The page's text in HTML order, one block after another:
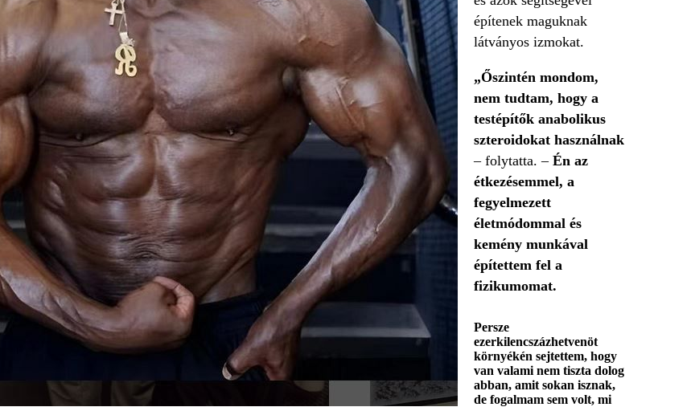
építenek maguknak
látványos izmokat.
„Őszintén mondom,
nem tudtam, hogy a
testépítők anabolikus
szteroidokat használnak
– folytatta. – Én az
étkezésemmel, a
fegyelmezett
életmódommal és
kemény munkával
építettem fel a
fizikumomat.
Persze
ezerkilencszázhetvenöt
környékén sejtettem, hogy
van valami nem tiszta dolog
abban, amit sokan isznak,
de fogalmam sem volt, mi